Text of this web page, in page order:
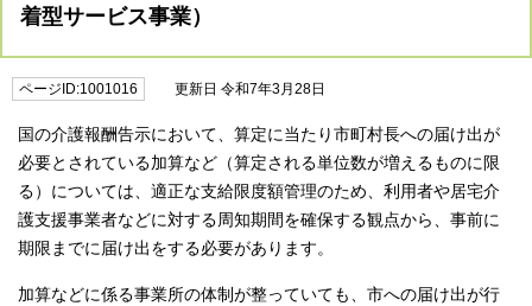
着型サービス事業）
ページID:1001016 更新日 令和7年3月28日
国の介護報酬告示において、算定に当たり市町村長への届け出が
必要とされている加算など（算定される単位数が増えるものに限
る）については、適正な支給限度額管理のため、利用者や居宅介
護支援事業者などに対する周知期間を確保する観点から、事前に
期限までに届け出をする必要があります。
加算などに係る事業所の体制が整っていても、市への届け出が行